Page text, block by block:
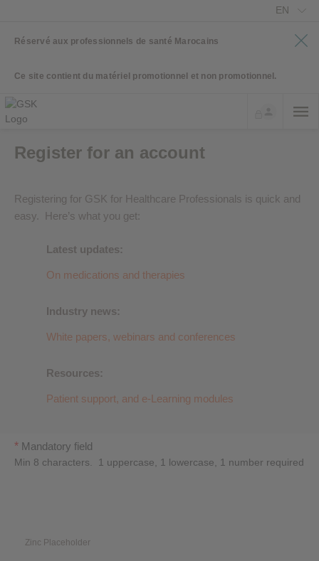
EN
Réservé aux professionnels de santé Marocains
Ce site contient du matériel promotionnel et non promotionnel.
Register for an account
Registering for GSK for Healthcare Professionals is quick and
easy. Here’s what you get:
Latest updates:
On medications and therapies
Industry news:
White papers, webinars and conferences
Resources:
Patient support, and e-Learning modules
* Mandatory field
Min 8 characters. 1 uppercase, 1 lowercase, 1 number required
Zinc Placeholder